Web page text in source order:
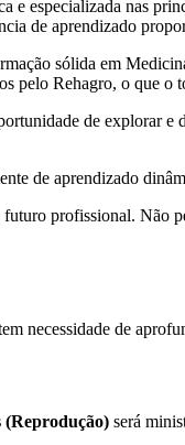
e especializada nas
de aprendizado
sólida em
pelo Rehagro, o que
de explorar
de aprendizado
profissional. Não
necessidade de
(Reprodução) será